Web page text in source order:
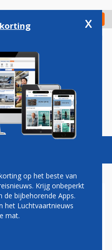
Check in
Vacatures
Nigeria
x
op het beste van
Krijg onbeperkt
bijbehorende Apps.
het Luchtvaartnieuws
mat.